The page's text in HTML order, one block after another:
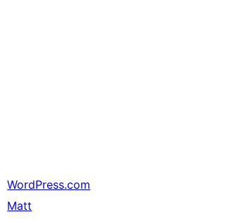
WordPress.com
Matt